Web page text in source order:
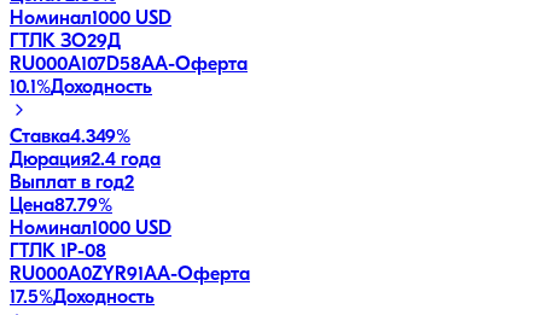
Номинал1000 USD
ГТЛК ЗО29Д
RU000A107D58AA-Оферта
10.1%Доходность
Ставка4.349%
Дюрация2.4 года
Выплат в год2
Цена87.79%
Номинал1000 USD
ГТЛК 1P-08
RU000A0ZYR91AA-Оферта
17.5%Доходность